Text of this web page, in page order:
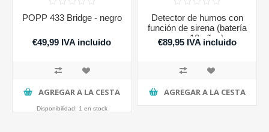
POPP 433 Bridge - negro
€49,99 IVA incluido
AGREGAR A LA CESTA
Disponibilidad: 1 en stock
Detector de humos con
función de sirena (batería
para 10 años)
€89,95 IVA incluido
AGREGAR A LA CESTA